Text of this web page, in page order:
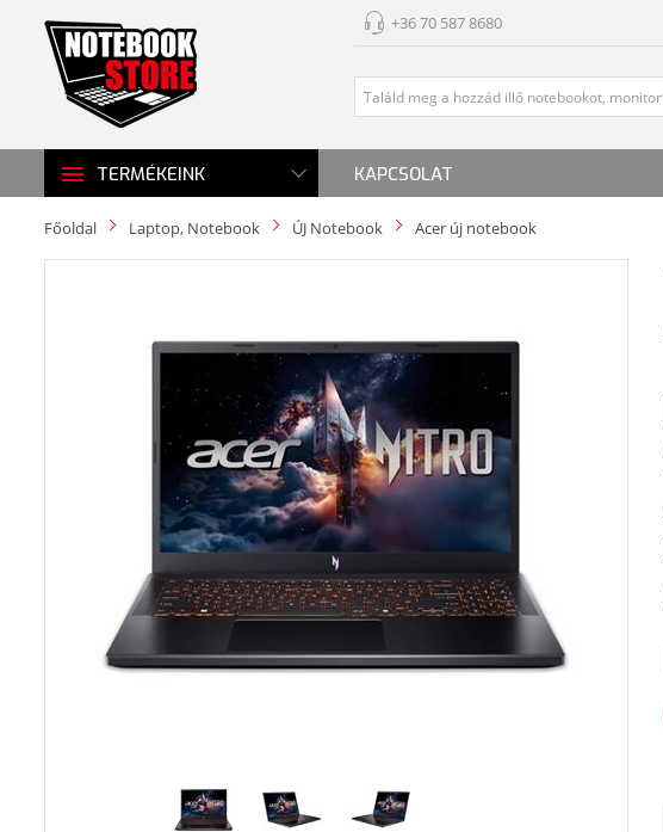
+36 70 587 8680
TERMÉKEINK KAPCSOLAT
Főoldal Laptop, Notebook ÚJ Notebook Acer új notebook